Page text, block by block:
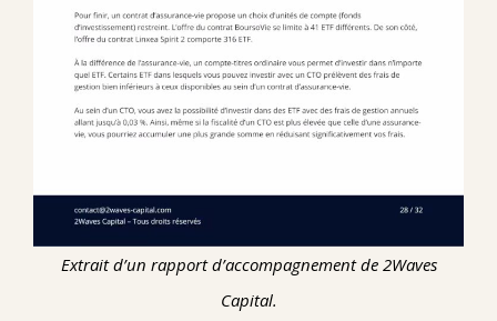
Extrait d’un rapport d’accompagnement de 2Waves
Capital.